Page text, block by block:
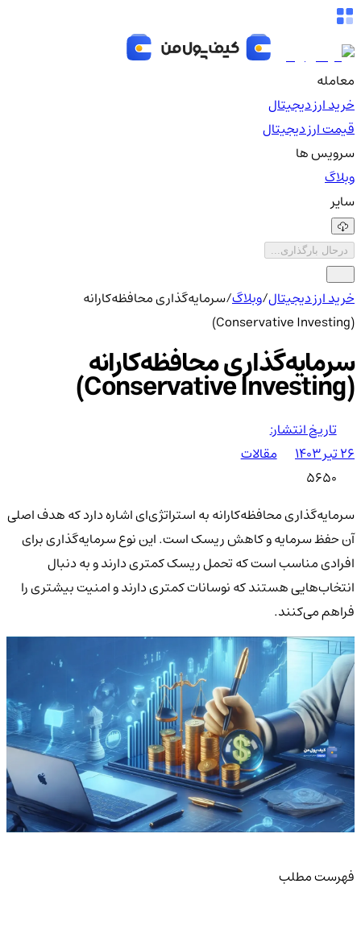
معامله
خرید ارز دیجیتال
قیمت ارز دیجیتال
سرویس ها
وبلاگ
سایر
درحال بارگذاری...
خرید ارز دیجیتال/وبلاگ/سرمایه‌گذاری محافظه‌کارانه
سرمایه‌گذاری محافظه‌کارانه
(Conservative Investing)
تاریخ انتشار:
۲۶ تیر ۱۴۰۳
مقالات
5650
سرمایه‌گذاری محافظه‌کارانه به استراتژی‌ای اشاره دارد که هدف اصلی
آن حفظ سرمایه و کاهش ریسک است. این نوع سرمایه‌گذاری برای
افرادی مناسب است که تحمل ریسک کمتری دارند و به دنبال
انتخاب‌هایی هستند که نوسانات کمتری دارند و امنیت بیشتری را
فراهم می‌کنند.
فهرست مطلب